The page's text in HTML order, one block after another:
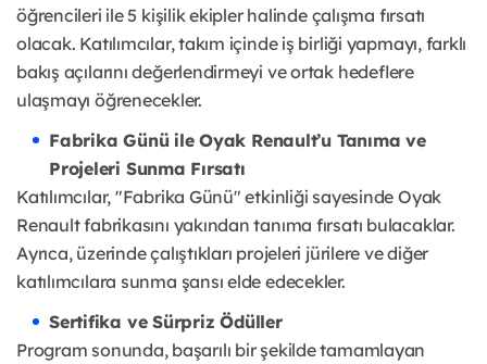
öğrencileri ile 5 kişilik ekipler halinde çalışma fırsatı
olacak. Katılımcılar, takım içinde iş birliği yapmayı, farklı
bakış açılarını değerlendirmeyi ve ortak hedeflere
ulaşmayı öğrenecekler.
Fabrika Günü ile Oyak Renault’u Tanıma ve
Projeleri Sunma Fırsatı
Katılımcılar, "Fabrika Günü" etkinliği sayesinde Oyak
Renault fabrikasını yakından tanıma fırsatı bulacaklar.
Ayrıca, üzerinde çalıştıkları projeleri jürilere ve diğer
katılımcılara sunma şansı elde edecekler.
Sertifika ve Sürpriz Ödüller
Program sonunda, başarılı bir şekilde tamamlayan